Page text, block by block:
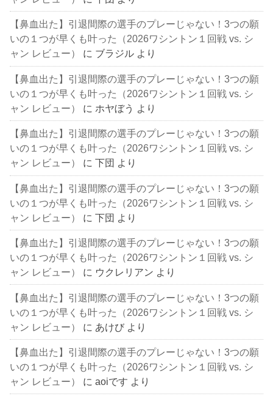
【鼻血出た】引退間際の選手のプレーじゃない！3つの願
いの１つが早くも叶った（2026ワシントン１回戦 vs. シ
ャン レビュー）
に ブラジル より
【鼻血出た】引退間際の選手のプレーじゃない！3つの願
いの１つが早くも叶った（2026ワシントン１回戦 vs. シ
ャン レビュー）
に ホヤぼう より
【鼻血出た】引退間際の選手のプレーじゃない！3つの願
いの１つが早くも叶った（2026ワシントン１回戦 vs. シ
ャン レビュー）
に下団 より
【鼻血出た】引退間際の選手のプレーじゃない！3つの願
いの１つが早くも叶った（2026ワシントン１回戦 vs. シ
ャン レビュー）
に下団 より
【鼻血出た】引退間際の選手のプレーじゃない！3つの願
いの１つが早くも叶った（2026ワシントン１回戦 vs. シ
ャン レビュー）
に ウクレリアン より
【鼻血出た】引退間際の選手のプレーじゃない！3つの願
いの１つが早くも叶った（2026ワシントン１回戦 vs. シ
ャン レビュー）
に あけび より
【鼻血出た】引退間際の選手のプレーじゃない！3つの願
いの１つが早くも叶った（2026ワシントン１回戦 vs. シ
ャン レビュー）
にaoiです より